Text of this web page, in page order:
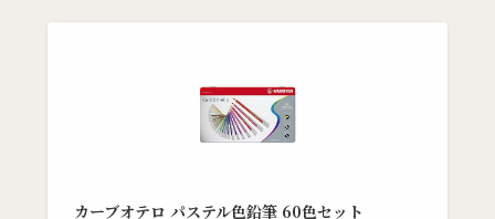
カーブオテロ パステル色鉛筆 60色セット